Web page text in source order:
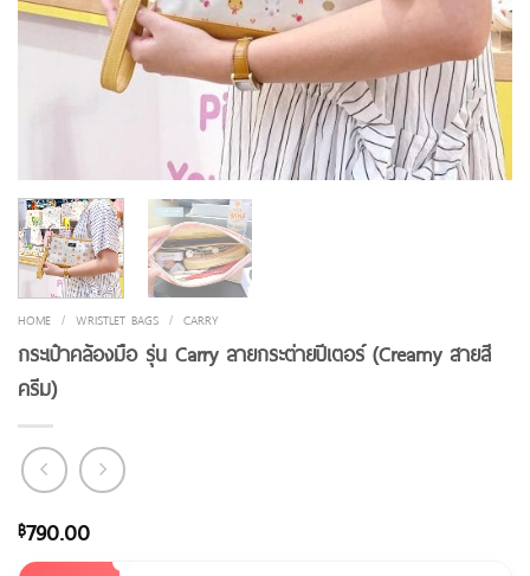
HOME / WRISTLET BAGS / CARRY
กระเป๋าคล้องมือ รุ่น Carry ลายกระต่ายปีเตอร์ (Creamy สายสี
ครีม)
฿790.00